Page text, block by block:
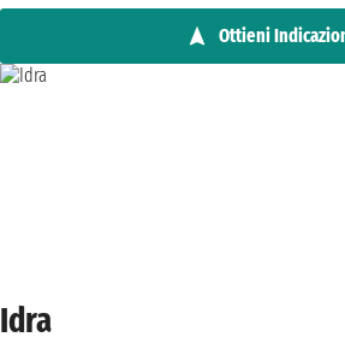
Ottieni
Idra